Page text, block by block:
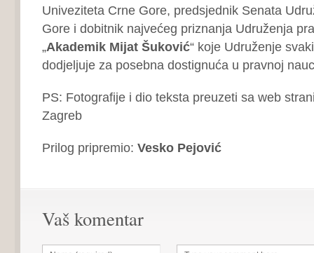
Univeziteta Crne Gore, predsjednik Senata
Gore i dobitnik najvećeg priznanja Udruženja
„Akademik Mijat Šuković“ koje Udruženje
dodjeljuje za posebna dostignuća u pravnoj
PS: Fotografije i dio teksta preuzeti sa web
Zagreb
Prilog pripremio: Vesko Pejović
Vaš komentar